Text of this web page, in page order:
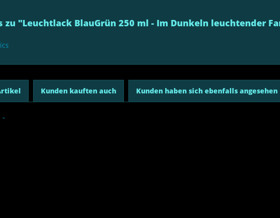
"Leuchtlack BlauGrün 250 ml - Im Dunkeln leuchtender
Kunden kauften auch Kunden haben sich ebenfalls angesehen